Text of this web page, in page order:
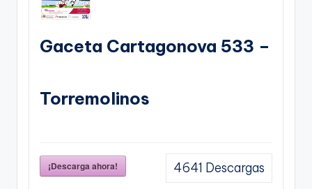
Gaceta Cartagonova 533 –
Torremolinos
¡Descarga ahora! 4641 Descargas